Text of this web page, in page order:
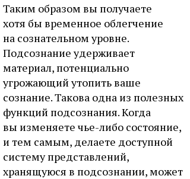
Таким образом вы получаете
хотя бы временное облегчение
на сознательном уровне.
Подсознание удерживает
материал, потенциально
угрожающий утопить ваше
сознание. Такова одна из полезных
функций подсознания. Когда
вы изменяете чье-либо состояние,
и тем самым, делаете доступной
систему представлений,
хранящуюся в подсознании, может